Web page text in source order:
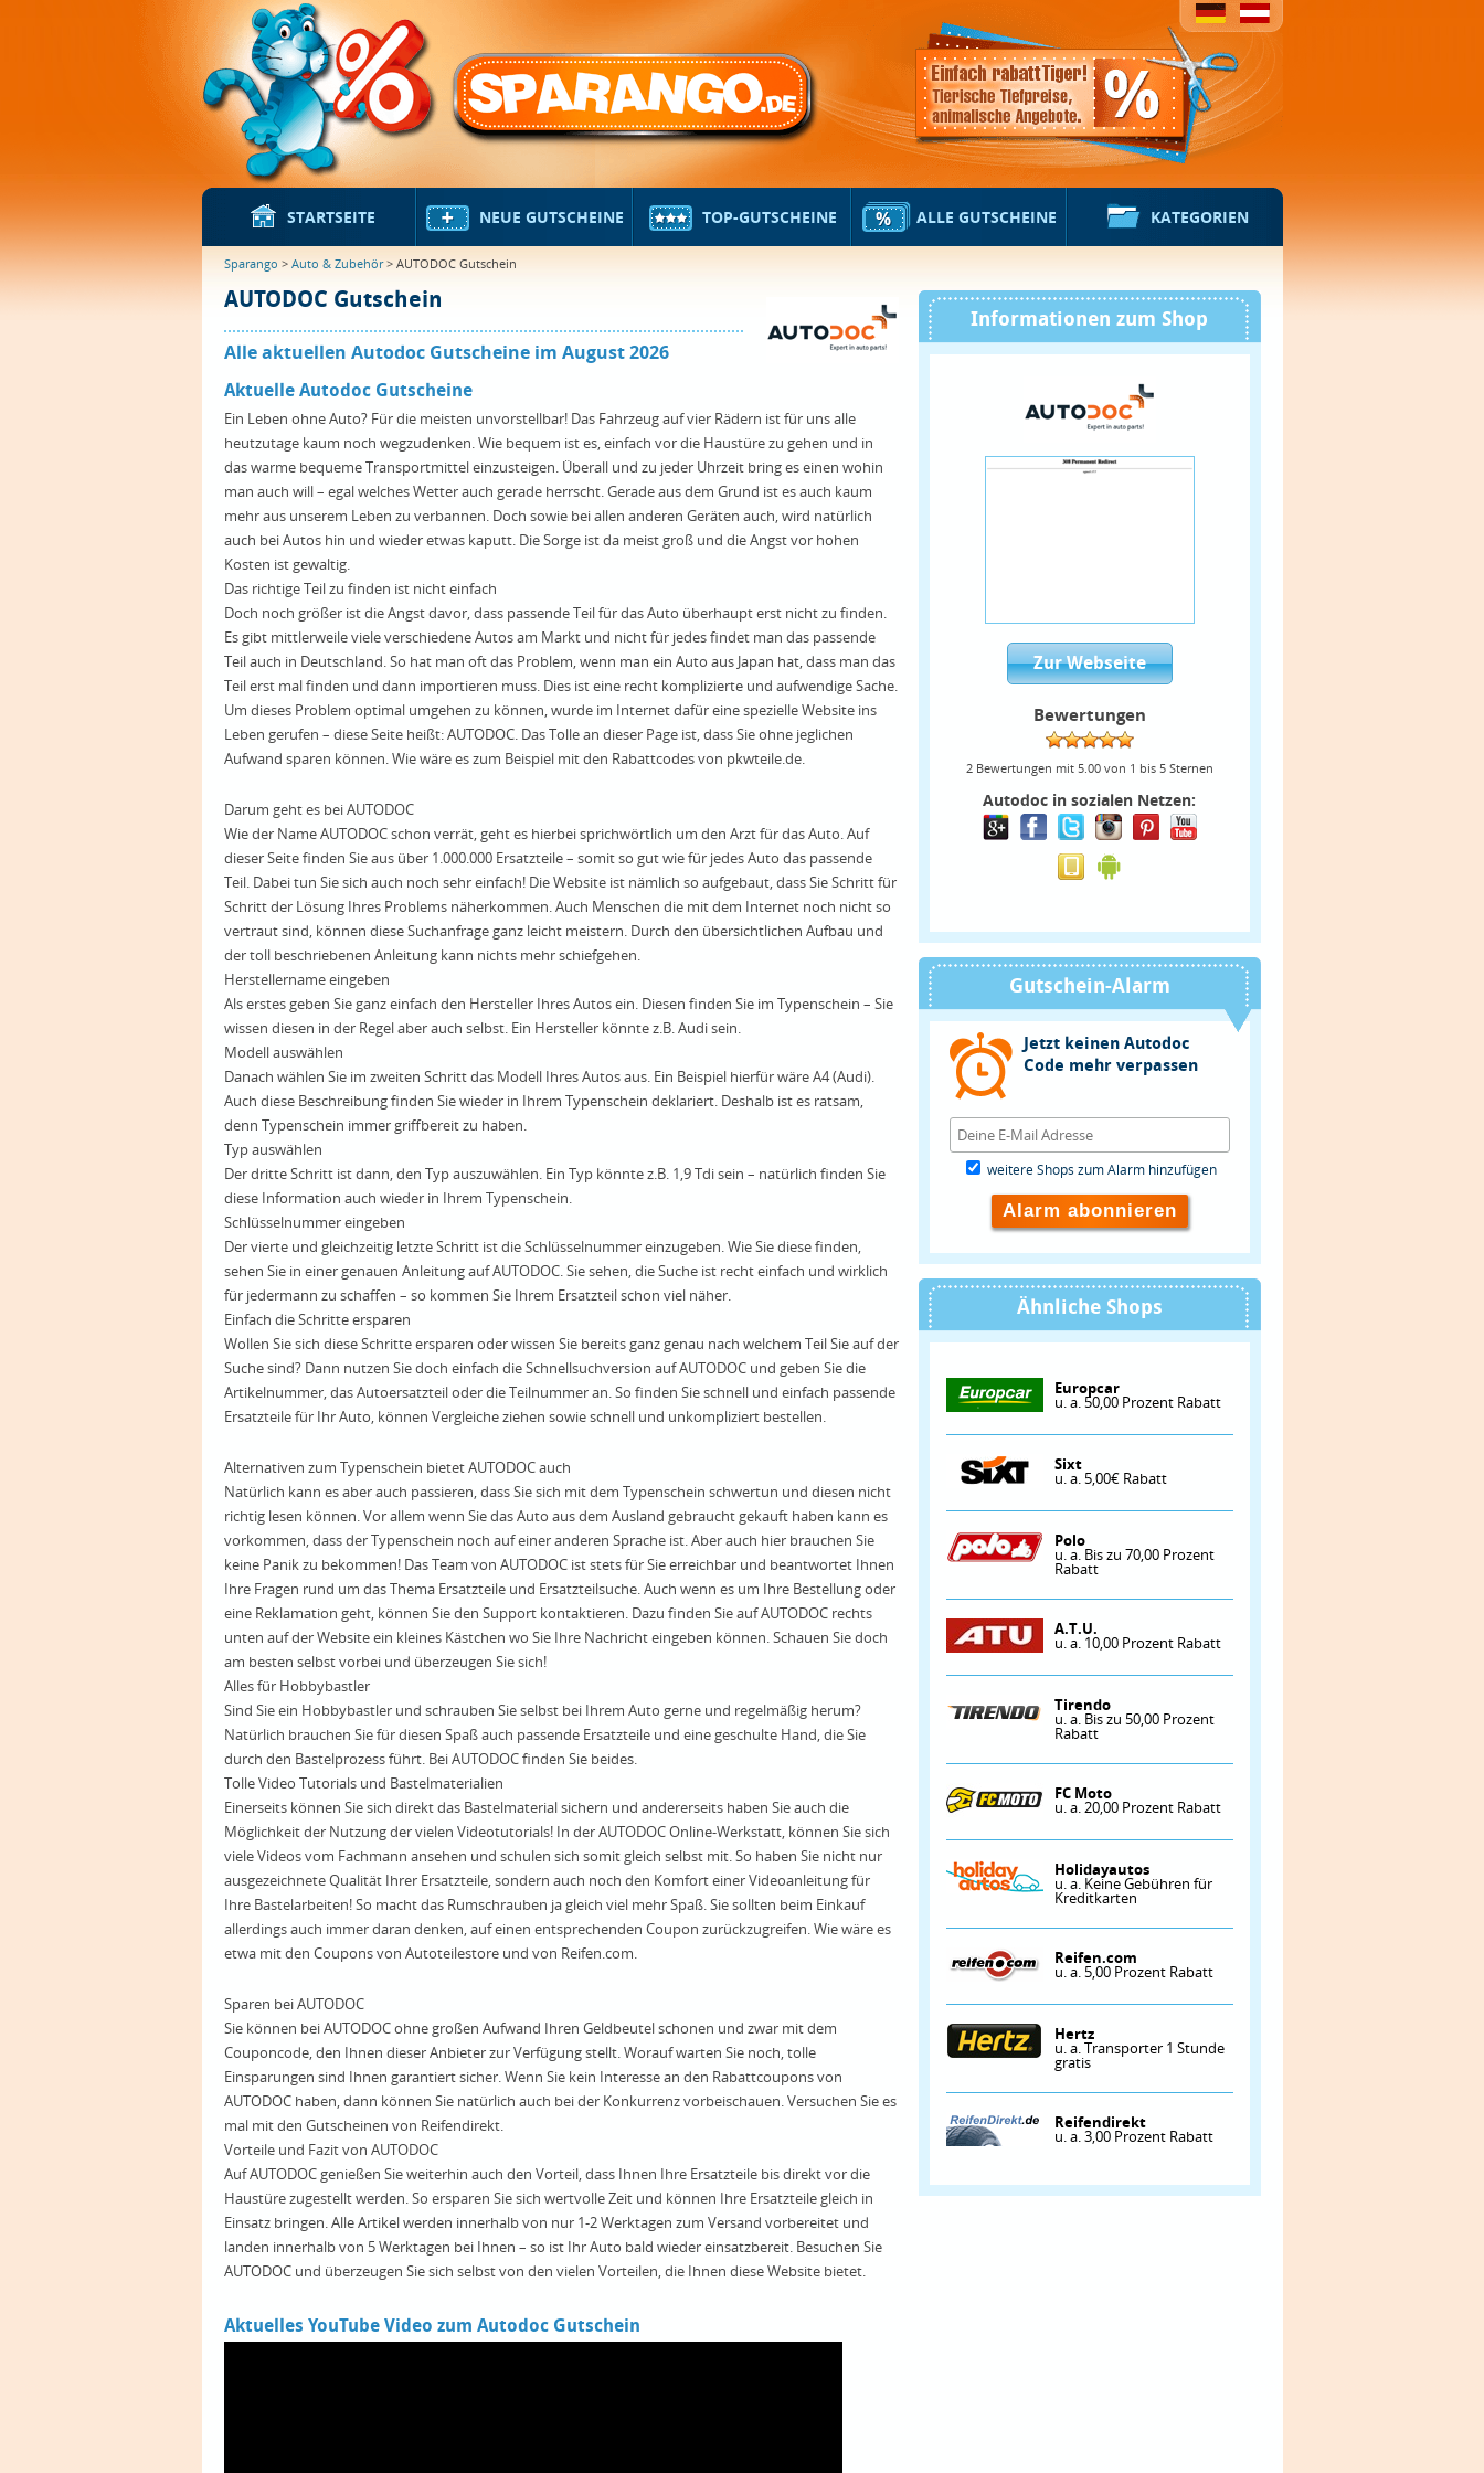
STARTSEITE NEUE GUTSCHEINE TOP-GUTSCHEINE ALLE GUTSCHEINE KATEGORIEN
Sparango > Auto & Zubehör> AUTODOC Gutschein
AUTODOC Gutschein
Alle aktuellen Autodoc Gutscheine im August 2026
Aktuelle Autodoc Gutscheine
Ein Leben ohne Auto? Für die meisten unvorstellbar! Das Fahrzeug auf vier Rädern ist für uns alle
heutzutage kaum noch wegzudenken. Wie bequem ist es, einfach vor die Haustüre zu gehen und in
das warme bequeme Transportmittel einzusteigen. Überall und zu jeder Uhrzeit bring es einen wohin
man auch will – egal welches Wetter auch gerade herrscht. Gerade aus dem Grund ist es auch kaum
mehr aus unserem Leben zu verbannen. Doch sowie bei allen anderen Geräten auch, wird natürlich
auch bei Autos hin und wieder etwas kaputt. Die Sorge ist da meist groß und die Angst vor hohen
Kosten ist gewaltig.
Das richtige Teil zu finden ist nicht einfach
Doch noch größer ist die Angst davor, dass passende Teil für das Auto überhaupt erst nicht zu finden.
Es gibt mittlerweile viele verschiedene Autos am Markt und nicht für jedes findet man das passende
Teil auch in Deutschland. So hat man oft das Problem, wenn man ein Auto aus Japan hat, dass man das
Teil erst mal finden und dann importieren muss. Dies ist eine recht komplizierte und aufwendige Sache.
Um dieses Problem optimal umgehen zu können, wurde im Internet dafür eine spezielle Website ins
Leben gerufen – diese Seite heißt: AUTODOC. Das Tolle an dieser Page ist, dass Sie ohne jeglichen
Aufwand sparen können. Wie wäre es zum Beispiel mit den Rabattcodes von pkwteile.de.
Darum geht es bei AUTODOC
Wie der Name AUTODOC schon verrät, geht es hierbei sprichwörtlich um den Arzt für das Auto. Auf
dieser Seite finden Sie aus über 1.000.000 Ersatzteile – somit so gut wie für jedes Auto das passende
Teil. Dabei tun Sie sich auch noch sehr einfach! Die Website ist nämlich so aufgebaut, dass Sie Schritt für
Schritt der Lösung Ihres Problems näherkommen. Auch Menschen die mit dem Internet noch nicht so
vertraut sind, können diese Suchanfrage ganz leicht meistern. Durch den übersichtlichen Aufbau und
der toll beschriebenen Anleitung kann nichts mehr schiefgehen.
Herstellername eingeben
Als erstes geben Sie ganz einfach den Hersteller Ihres Autos ein. Diesen finden Sie im Typenschein – Sie
wissen diesen in der Regel aber auch selbst. Ein Hersteller könnte z.B. Audi sein.
Modell auswählen
Danach wählen Sie im zweiten Schritt das Modell Ihres Autos aus. Ein Beispiel hierfür wäre A4 (Audi).
Auch diese Beschreibung finden Sie wieder in Ihrem Typenschein deklariert. Deshalb ist es ratsam,
denn Typenschein immer griffbereit zu haben.
Typ auswählen
Der dritte Schritt ist dann, den Typ auszuwählen. Ein Typ könnte z.B. 1,9 Tdi sein – natürlich finden Sie
diese Information auch wieder in Ihrem Typenschein.
Schlüsselnummer eingeben
Der vierte und gleichzeitig letzte Schritt ist die Schlüsselnummer einzugeben. Wie Sie diese finden,
sehen Sie in einer genauen Anleitung auf AUTODOC. Sie sehen, die Suche ist recht einfach und wirklich
für jedermann zu schaffen – so kommen Sie Ihrem Ersatzteil schon viel näher.
Einfach die Schritte ersparen
Wollen Sie sich diese Schritte ersparen oder wissen Sie bereits ganz genau nach welchem Teil Sie auf der
Suche sind? Dann nutzen Sie doch einfach die Schnellsuchversion auf AUTODOC und geben Sie die
Artikelnummer, das Autoersatzteil oder die Teilnummer an. So finden Sie schnell und einfach passende
Ersatzteile für Ihr Auto, können Vergleiche ziehen sowie schnell und unkompliziert bestellen.
Alternativen zum Typenschein bietet AUTODOC auch
Natürlich kann es aber auch passieren, dass Sie sich mit dem Typenschein schwertun und diesen nicht
richtig lesen können. Vor allem wenn Sie das Auto aus dem Ausland gebraucht gekauft haben kann es
vorkommen, dass der Typenschein noch auf einer anderen Sprache ist. Aber auch hier brauchen Sie
keine Panik zu bekommen! Das Team von AUTODOC ist stets für Sie erreichbar und beantwortet Ihnen
Ihre Fragen rund um das Thema Ersatzteile und Ersatzteilsuche. Auch wenn es um Ihre Bestellung oder
eine Reklamation geht, können Sie den Support kontaktieren. Dazu finden Sie auf AUTODOC rechts
unten auf der Website ein kleines Kästchen wo Sie Ihre Nachricht eingeben können. Schauen Sie doch
am besten selbst vorbei und überzeugen Sie sich!
Alles für Hobbybastler
Sind Sie ein Hobbybastler und schrauben Sie selbst bei Ihrem Auto gerne und regelmäßig herum?
Natürlich brauchen Sie für diesen Spaß auch passende Ersatzteile und eine geschulte Hand, die Sie
durch den Bastelprozess führt. Bei AUTODOC finden Sie beides.
Tolle Video Tutorials und Bastelmaterialien
Einerseits können Sie sich direkt das Bastelmaterial sichern und andererseits haben Sie auch die
Möglichkeit der Nutzung der vielen Videotutorials! In der AUTODOC Online-Werkstatt, können Sie sich
viele Videos vom Fachmann ansehen und schulen sich somit gleich selbst mit. So haben Sie nicht nur
ausgezeichnete Qualität Ihrer Ersatzteile, sondern auch noch den Komfort einer Videoanleitung für
Ihre Bastelarbeiten! So macht das Rumschrauben ja gleich viel mehr Spaß. Sie sollten beim Einkauf
allerdings auch immer daran denken, auf einen entsprechenden Coupon zurückzugreifen. Wie wäre es
etwa mit den Coupons von Autoteilestore und von Reifen.com.
Sparen bei AUTODOC
Sie können bei AUTODOC ohne großen Aufwand Ihren Geldbeutel schonen und zwar mit dem
Couponcode, den Ihnen dieser Anbieter zur Verfügung stellt. Worauf warten Sie noch, tolle
Einsparungen sind Ihnen garantiert sicher. Wenn Sie kein Interesse an den Rabattcoupons von
AUTODOC haben, dann können Sie natürlich auch bei der Konkurrenz vorbeischauen. Versuchen Sie es
mal mit den Gutscheinen von Reifendirekt.
Vorteile und Fazit von AUTODOC
Auf AUTODOC genießen Sie weiterhin auch den Vorteil, dass Ihnen Ihre Ersatzteile bis direkt vor die
Haustüre zugestellt werden. So ersparen Sie sich wertvolle Zeit und können Ihre Ersatzteile gleich in
Einsatz bringen. Alle Artikel werden innerhalb von nur 1-2 Werktagen zum Versand vorbereitet und
landen innerhalb von 5 Werktagen bei Ihnen – so ist Ihr Auto bald wieder einsatzbereit. Besuchen Sie
AUTODOC und überzeugen Sie sich selbst von den vielen Vorteilen, die Ihnen diese Website bietet.
Aktuelles YouTube Video zum Autodoc Gutschein
Informationen zum Shop
Zur Webseite
Bewertungen
2Bewertungen mit 5.00von 1 bis 5Sternen
Autodoc in sozialen Netzen:
Gutschein-Alarm
Jetzt keinen Autodoc
Code mehr verpassen
weitere Shops zum Alarm hinzufügen
Alarm abonnieren
Ähnliche Shops
Europcar
u. a. 50,00 Prozent Rabatt
Sixt
u. a. 5,00€ Rabatt
Polo
u. a. Bis zu 70,00 Prozent
Rabatt
A.T.U.
u. a. 10,00 Prozent Rabatt
Tirendo
u. a. Bis zu 50,00 Prozent
Rabatt
FC Moto
u. a. 20,00 Prozent Rabatt
Holidayautos
u. a. Keine Gebühren für
Kreditkarten
Reifen.com
u. a. 5,00 Prozent Rabatt
Hertz
u. a. Transporter 1 Stunde
gratis
Reifendirekt
u. a. 3,00 Prozent Rabatt